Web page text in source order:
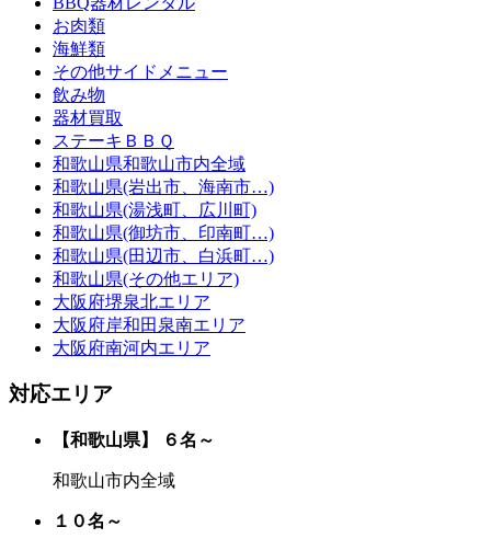
お肉類
海鮮類
その他サイドメニュー
飲み物
器材買取
ステーキＢＢＱ
和歌山県和歌山市内全域
和歌山県(岩出市、海南市…)
和歌山県(湯浅町、広川町)
和歌山県(御坊市、印南町…)
和歌山県(田辺市、白浜町…)
和歌山県(その他エリア)
大阪府堺泉北エリア
大阪府岸和田泉南エリア
大阪府南河内エリア
対応エリア
【和歌山県】 ６名～
和歌山市内全域
１０名～